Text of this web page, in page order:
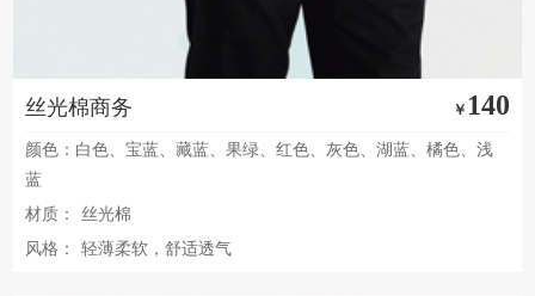
丝光棉商务 ￥ 140
颜色：白色、宝蓝、藏蓝、果绿、红色、灰色、湖蓝、橘色、浅
蓝
材质：
丝光棉
风格：
轻薄柔软，舒适透气